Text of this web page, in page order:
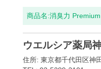
商品名:消臭力
ウエルシア薬局
住所: 東京都千代田区神